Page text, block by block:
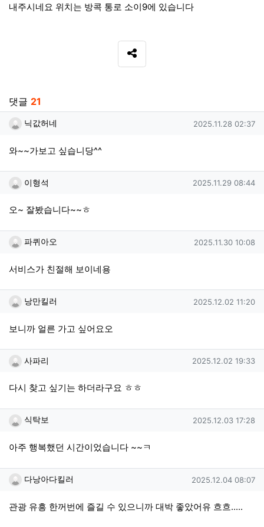
내주시네요 위치는 방콕 통로 소이9에 있습니다
SNS 공유
댓글 21
닉값허네님의 댓글
닉값허네 작성일
2025.11.28 02:37
와~~가보고 싶습니당^^
이형석님의 댓글
이형석 작성일
2025.11.29 08:44
오~ 잘봤습니다~~ㅎ
파퀴아오님의 댓글
파퀴아오 작성일
2025.11.30 10:08
서비스가 친절해 보이네용
낭만킬러님의 댓글
낭만킬러 작성일
2025.12.02 11:20
보니까 얼른 가고 싶어요오
사파리님의 댓글
사파리 작성일
2025.12.02 19:33
다시 찾고 싶기는 하더라구요 ㅎㅎ
식탁보님의 댓글
식탁보 작성일
2025.12.03 17:28
아주 행복했던 시간이었습니다 ~~ㅋ
다낭아다킬러님의 댓글
다낭아다킬러 작성일
2025.12.04 08:07
관광 유흥 한꺼번에 즐길 수 있으니까 대박 좋았어유 흐흐.....